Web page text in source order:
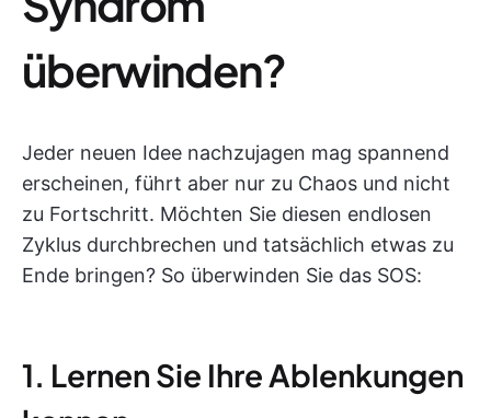
überwinden?
Jeder neuen Idee nachzujagen mag spannend
erscheinen, führt aber nur zu Chaos und nicht
zu Fortschritt. Möchten Sie diesen endlosen
Zyklus durchbrechen und tatsächlich etwas zu
Ende bringen? So überwinden Sie das SOS:
1. Lernen Sie Ihre Ablenkungen